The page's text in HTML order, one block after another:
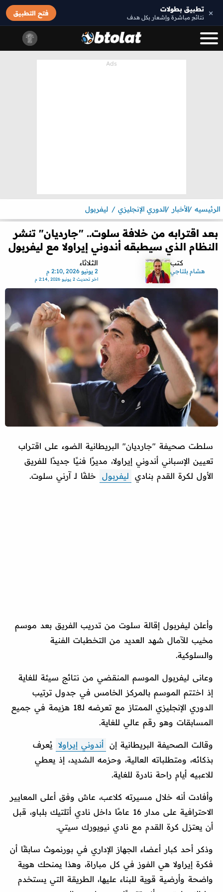
× تطبيق بطولات
نتائج مباشرة وإشعار بكل هدف
فتح التطبيق
الرئيسيه الأخبار الدوري الإنجليزي ليفربول
بعد اقترابه من خلافة سلوت.. "جارديان" تنشر
النظام الذي سيطبقه أندوني إيراولا مع ليفربول
كتب
هشام بلتاجي
الثلاثاء
2 يونيو 2026 ,2:10 م
اخر تحديث2 يونيو 2026 ,2:14 م
سلطت صحيفة "جارديان" البريطانية الضوء على اقتراب
تعيين الإسباني أندوني إيراولا، مديرًا فنيًا جديدًا للفريق
الأول لكرة القدم بنادي
ليفربول خلفًا لـ آرني سلوت.
وأعلن ليفربول إقالة سلوت من تدريب الفريق بعد موسم
مخيب للآمال شهد العديد من التخطبات الفنية
والسلوكية.
وعانى ليفربول الموسم المنقضي من نتائج سيئة للغاية
إذ اختتم الموسم بالمركز الخامس في جدول ترتيب
الدوري الإنجليزي الممتاز مع تعرضه لـ18 هزيمة في جميع
المسابقات وهو رقم عالي للغاية.
وقالت الصحيفة البريطانية إن أندوني إيراولا يُعرف
بذكائه، ومتطلباته العالية، وحزمه الشديد، إذ يعطي
للاعبيه أيام راحة نادرة للغاية.
وأفادت أنه خلال مسيرته كلاعب، عاش وفق أعلى المعايير
الاحترافية على مدار 16 عامًا داخل نادي أتلتيك بلباو، قبل
أن يعتزل كرة القدم مع نادي نيويورك سيتي.
وذكر أحد كبار أعضاء الجهاز الإداري في بورنموث سابقًا أن
فكرة إيراولا هي الفوز في كل مباراة، وهذا يمنحك هوية
واضحة وأرضية قوية للبناء عليها، الطريقة التي يستخدم